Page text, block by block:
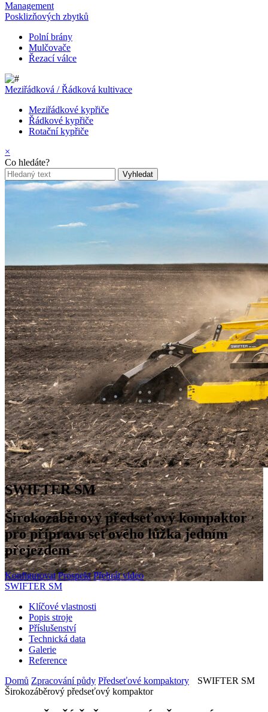
Management
Posklizňových zbytků
Polní brány
Mulčovače
Řezací válce
Meziřádková / Řádková kultivace
Meziřádkové kypřiče
Řádkové kypřiče
Rotační kypřiče
×
Co hledáte?
SWIFTER SM
Širokozáběrový předseťový kompaktor
pro přípravu seťového lůžka jedním
přejezdem
Konfigurovat Prospekt Přehrát video
SWIFTER SM
Klíčové vlastnosti
Popis stroje
Příslušenství
Technická data
Galerie
Reference
Domů Zpracování půdy Předseťové kompaktory
SWIFTER SM
Širokozáběrový předseťový kompaktor